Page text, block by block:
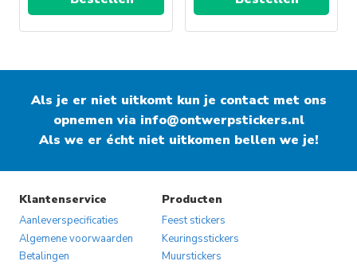
Als je er niet uitkomt kun je contact met ons
opnemen via info@ontwerpstickers.nl
Als we er écht niet uitkomen bellen we je!
Klantenservice
Aanleverspecificaties
Algemene voorwaarden
Betalingen
Producten
Feest stickers
Keuringsstickers
Muurstickers